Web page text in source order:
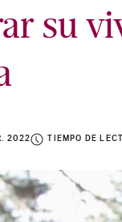
su
2022 TIEMPO DE